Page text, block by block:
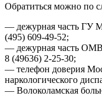
Обратиться можно по
— дежурная часть ГУ
(495) 609-49-52;
— дежурная часть
8 (49636) 2-25-30;
— телефон доверия
наркологического
— Волоколамская